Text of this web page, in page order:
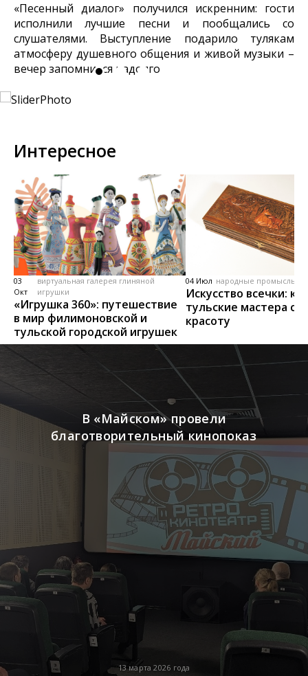
«Песенный диалог» получился искренним: гости
исполнили лучшие песни и пообщались со
слушателями. Выступление подарило тулякам
атмосферу душевного общения и живой музыки –
вечер запомнится надолго.
Интересное
03
Окт
виртуальная галерея глиняной
игрушки
«Игрушка 360»: путешествие
в мир филимоновской и
тульской городской игрушек
04 Июл народные промыслы,
Искусство всечки: как
тульские мастера
красоту
13 марта 2026 года
В «Майском» провели
благотворительный кинопоказ